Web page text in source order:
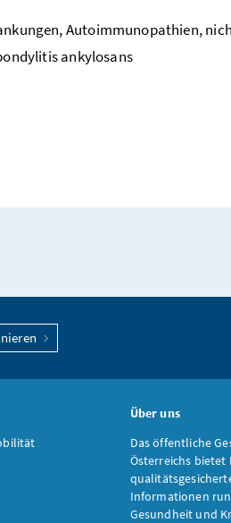
Autoimmunopathien,
ankylosans
Über uns
Das öffentliche
Österreichs bietet
Informationen
Gesundheit und